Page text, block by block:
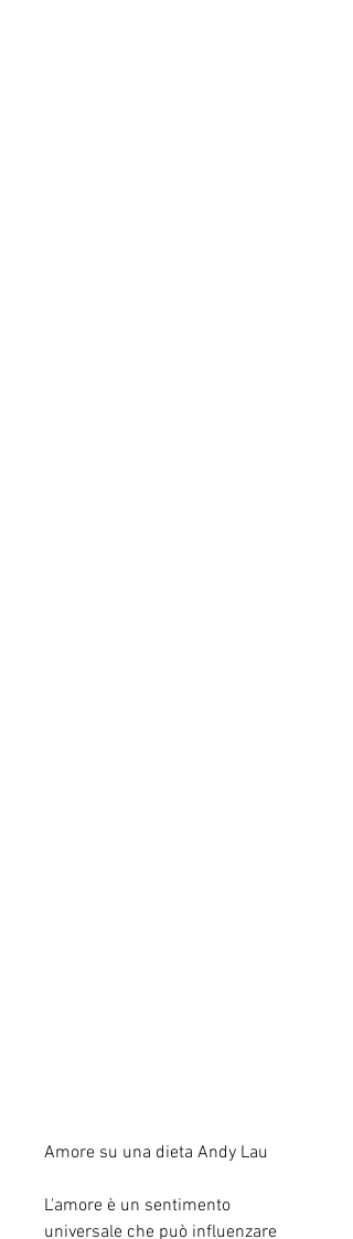
Amore su una dieta Andy Lau
L'amore è un sentimento
universale che può influenzare